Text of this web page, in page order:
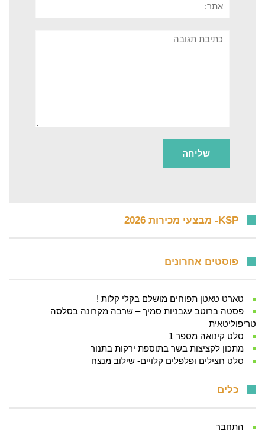
KSP- מבצעי מכירות 2026
פוסטים אחרונים
טארט טאטן תפוחים מושלם בקלי קלות !
פסטה ברוטב עגבניות סמיך – שרבה מקרונה בסלסה
טריפוליטאית
סלט קינואה מספר 1
מתכון לקציצות בשר בתוספת ירקות בתנור
סלט חצילים ופלפלים קלויים- שילוב מנצח
כלים
התחבר